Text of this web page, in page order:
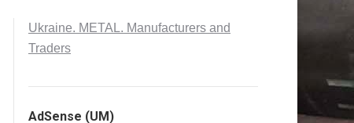
Ukraine. METAL. Manufacturers and
Traders
AdSense (UM)